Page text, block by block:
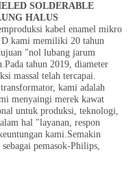
SOLDERABLE
HALUS
kabel enamel mikro
kami memiliki 20 tahun
"nol lubang jarum
tahun 2019, diameter
massal telah tercapai.
kami adalah
menyaingi merek kawat
untuk produksi, teknologi,
hal "layanan, respon
kami.Semakin
pemasok-Philips,